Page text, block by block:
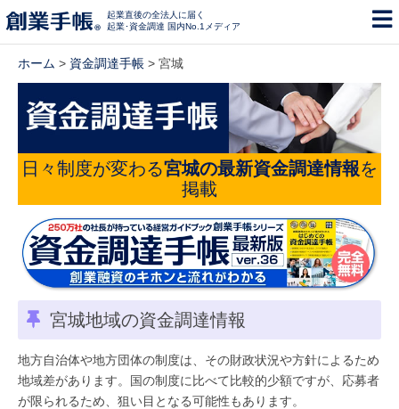
起業直後の全法人に届く
起業･資金調達 国内No.1メディア
ホーム > 資金調達手帳 > 宮城
日々制度が変わる宮城の最新資金調達情報を
掲載
宮城地域の資金調達情報
地方自治体や地方団体の制度は、その財政状況や方針によるため
地域差があります。国の制度に比べて比較的少額ですが、応募者
が限られるため、狙い目となる可能性もあります。